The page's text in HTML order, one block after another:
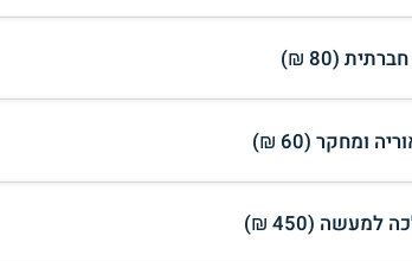
(80 ₪)
ומחקר (60 ₪)
למעשה (450 ₪)